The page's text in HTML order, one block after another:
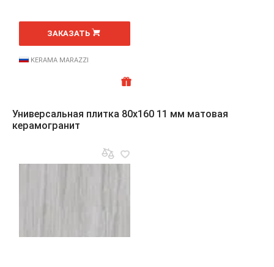
м
ЗАКАЗАТЬ
KERAMA MARAZZI
Универсальная плитка 80x160 11 мм матовая
керамогранит